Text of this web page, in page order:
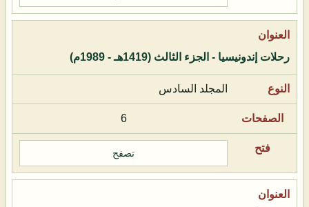
رحلات إندونيسيا - الجزء الثالث (1419هـ - 1989م)
المجلد السادس
6
تصفح